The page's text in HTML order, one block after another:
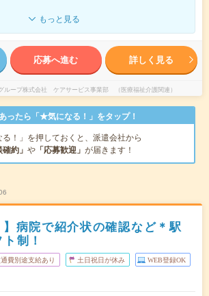
もっと見る
応募へ進む 詳しく見る
ループ株式会社 ケアサービス事業部 （医療福祉介護関連）
ったら「★気になる！」をタップ！
る！」を押しておくと、派遣会社から
確約」 や 「応募歓迎」 が届きます！
】病院で紹介状の確認など＊駅
制！
費別途支給あり 土日祝日が休み WEB登録OK